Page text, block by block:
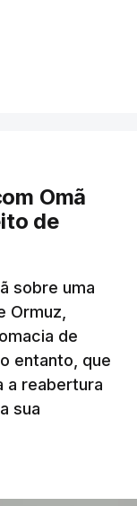
norte-
de
e a cerca
Israel.
rápida em
de Paz, a
de
Omã
de
sobre uma
Ormuz,
de
entanto, que
a reabertura
sua